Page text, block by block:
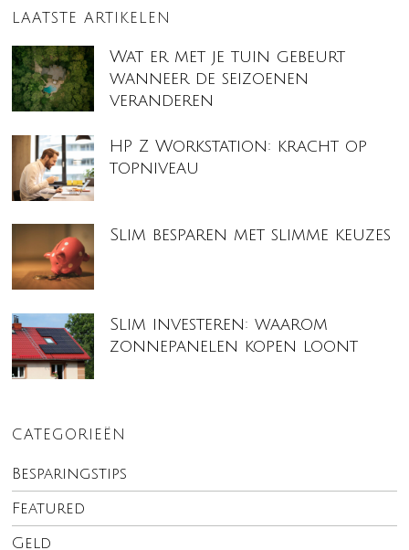
LAATSTE ARTIKELEN
Wat er met je tuin gebeurt
wanneer de seizoenen
veranderen
HP Z Workstation: kracht op
topniveau
Slim besparen met slimme keuzes
Slim investeren: waarom
zonnepanelen kopen loont
CATEGORIEËN
Besparingstips
Featured
Geld